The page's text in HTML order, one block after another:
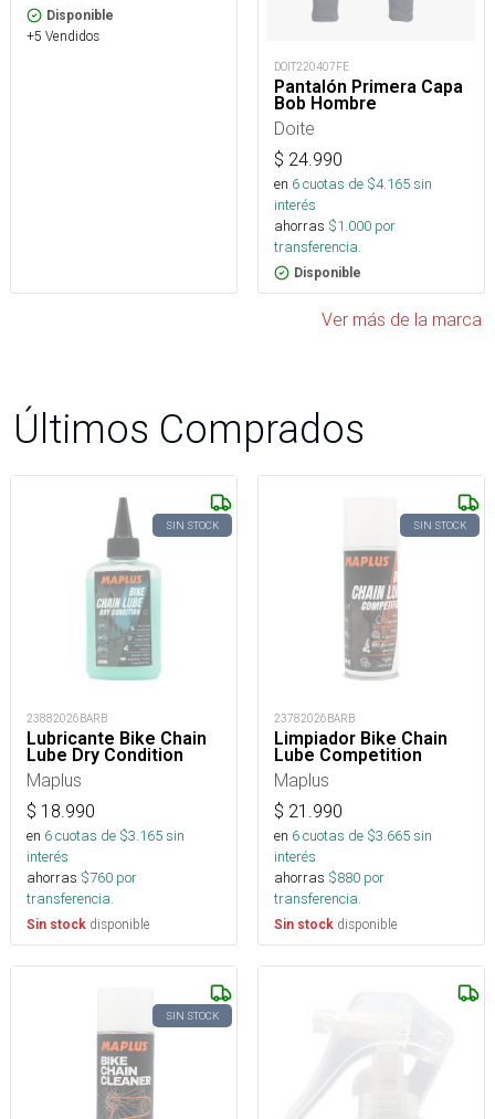
Disponible
+5 Vendidos
DOIT220407FE
Pantalón Primera Capa
Bob Hombre
Doite
$ 24.990
en 6cuotas de $4.165sin
interés
ahorras $1.000 por
transferencia.
Disponible
Ver más de la marca
Últimos Comprados
SIN STOCK
23882026BARB
Lubricante Bike Chain
Lube Dry Condition
Maplus
$ 18.990
en 6cuotas de $3.165sin
interés
ahorras $760 por
transferencia.
Sin stock disponible
SIN STOCK
23782026BARB
Limpiador Bike Chain
Lube Competition
Maplus
$ 21.990
en 6cuotas de $3.665sin
interés
ahorras $880 por
transferencia.
Sin stock disponible
SIN STOCK